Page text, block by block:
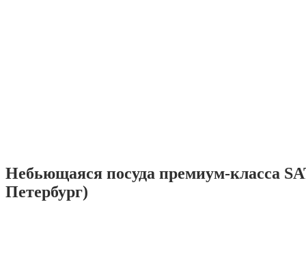
Небьющаяся посуда премиум-класса
Петербург)